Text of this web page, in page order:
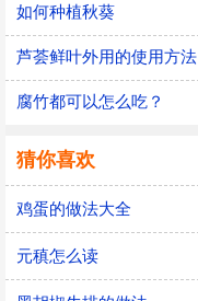
如何种植秋葵
芦荟鲜叶外用的使用方法
腐竹都可以怎么吃？
猜你喜欢
鸡蛋的做法大全
元稹怎么读